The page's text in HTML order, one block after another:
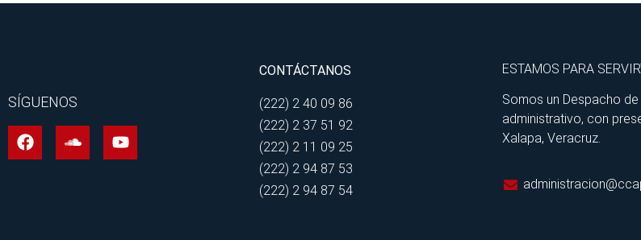
SÍGUENOS
CONTÁCTANOS
(222) 2 40 09 86
(222) 2 37 51 92
(222) 2 11 09 25
(222) 2 94 87 53
(222) 2 94 87 54
ESTAMOS PARA
Somos un Despacho
administrativo, con
Xalapa, Veracruz.